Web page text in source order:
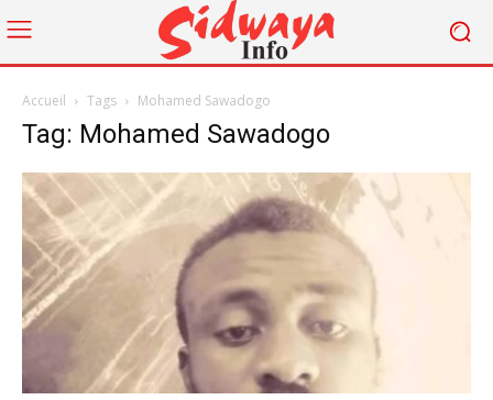
Accueil Tags Mohamed Sawadogo
Tag: Mohamed Sawadogo